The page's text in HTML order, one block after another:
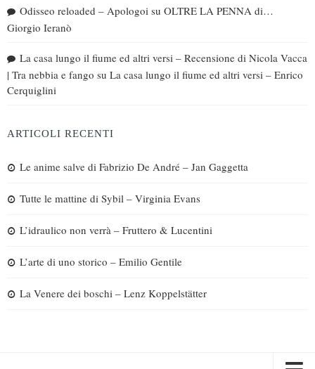
Odisseo reloaded – Apologoi su OLTRE LA PENNA di…
Giorgio Ieranò
La casa lungo il fiume ed altri versi – Recensione di Nicola Vacca
| Tra nebbia e fango su La casa lungo il fiume ed altri versi – Enrico
Cerquiglini
ARTICOLI RECENTI
Le anime salve di Fabrizio De André – Jan Gaggetta
Tutte le mattine di Sybil – Virginia Evans
L’idraulico non verrà – Fruttero & Lucentini
L’arte di uno storico – Emilio Gentile
La Venere dei boschi – Lenz Koppelstätter